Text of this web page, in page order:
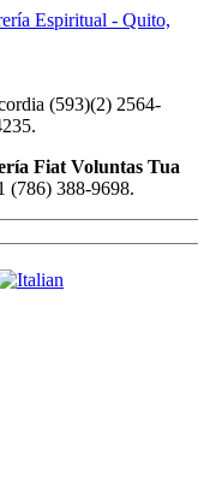
(593)(2) 2564-
(786) 388-9698.